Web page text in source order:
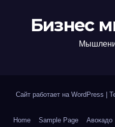
Бизнес
Сайт работает на WordPress
Home Sample Page Авокадо